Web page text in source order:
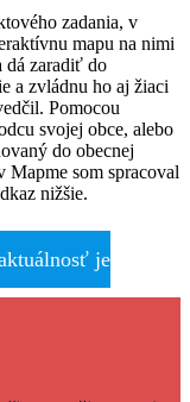
zadania, v
mapu na nimi
dá zaradiť do
a zvládnu ho aj žiaci
Pomocou
svojej obce, alebo
do obecnej
som spracoval
nižšie.
je